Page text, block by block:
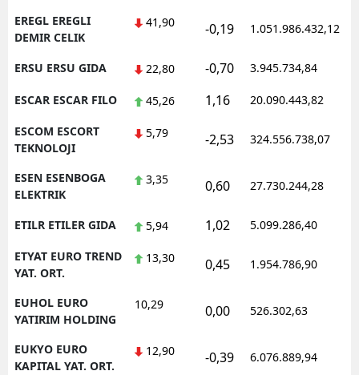
EREGL EREGLI
DEMIR CELIK
41,90 -0,19 1.051.986.432,12
ERSU ERSU GIDA 22,80 -0,70 3.945.734,84
ESCAR ESCAR FILO 45,26 1,16 20.090.443,82
ESCOM ESCORT
TEKNOLOJI
5,79 -2,53 324.556.738,07
ESEN ESENBOGA
ELEKTRIK
3,35 0,60 27.730.244,28
ETILR ETILER GIDA 5,94 1,02 5.099.286,40
ETYAT EURO TREND
YAT. ORT.
13,30 0,45 1.954.786,90
EUHOL EURO
YATIRIM HOLDING
10,29 0,00 526.302,63
EUKYO EURO
KAPITAL YAT. ORT.
12,90 -0,39 6.076.889,94